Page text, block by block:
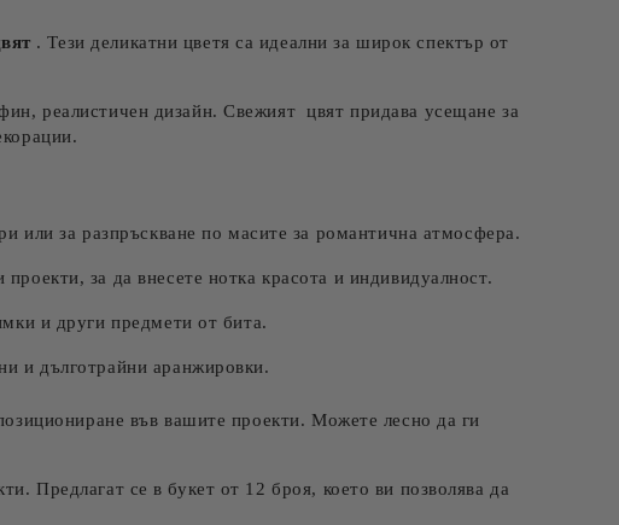
. Тези деликатни цветя са идеални за широк спектър от
реалистичен дизайн. Свежият цвят придава усещане за
или за разпръскване по масите за романтична атмосфера.
за да внесете нотка красота и индивидуалност.
и други предмети от бита.
и дълготрайни аранжировки.
във вашите проекти. Можете лесно да ги
Предлагат се в букет от 12 броя, което ви позволява да